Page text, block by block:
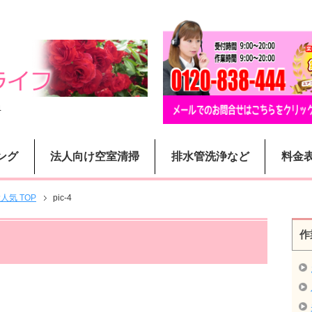
グ 法人向け空室清掃 排水管洗浄など 料金
気 TOP pic-4